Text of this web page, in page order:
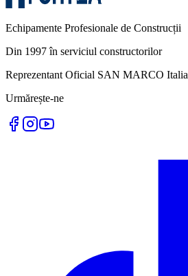
Echipamente Profesionale de Construcții
Din 1997 în serviciul constructorilor
Reprezentant Oficial SAN MARCO Italia
Urmărește-ne